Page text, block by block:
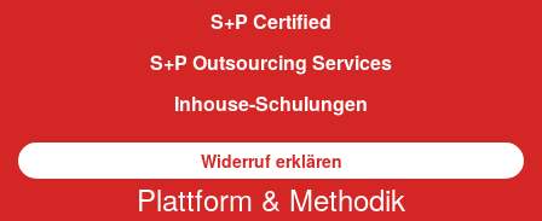
S+P Certified
S+P Outsourcing Services
Inhouse-Schulungen
Widerruf erklären
Plattform & Methodik